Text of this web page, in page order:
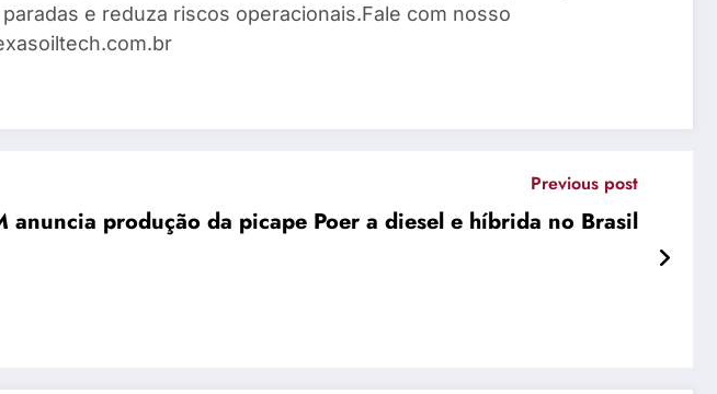
e reduza riscos operacionais.Fale com nosso
Previous post
anuncia produção da picape Poer a diesel e híbrida no Brasil